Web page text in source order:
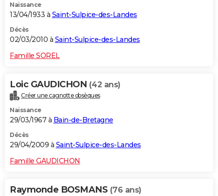
Naissance
13/04/1933 à Saint-Sulpice-des-Landes
Décès
02/03/2010 à Saint-Sulpice-des-Landes
Famille SOREL
Loic GAUDICHON (42 ans)
Créer une cagnotte obsèques
Naissance
29/03/1967 à Bain-de-Bretagne
Décès
29/04/2009 à Saint-Sulpice-des-Landes
Famille GAUDICHON
Raymonde BOSMANS (76 ans)